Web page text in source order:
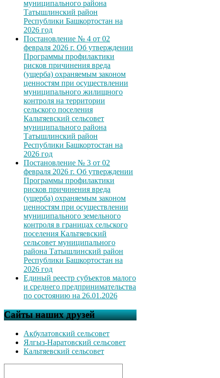
муниципального района
Татышлинский район
Республики Башкортостан на
2026 год
Постановление № 4 от 02
февраля 2026 г. Об утверждении
Программы профилактики
рисков причинения вреда
(ущерба) охраняемым законом
ценностям при осуществлении
муниципального жилищного
контроля на территории
сельского поселения
Кальтяевский сельсовет
муниципального района
Татышлинский район
Республики Башкортостан на
2026 год
Постановление № 3 от 02
февраля 2026 г. Об утверждении
Программы профилактики
рисков причинения вреда
(ущерба) охраняемым законом
ценностям при осуществлении
муниципального земельного
контроля в границах сельского
поселения Кальтяевский
сельсовет муниципального
района Татышлинский район
Республики Башкортостан на
2026 год
Единый реестр субъектов малого
и среднего предпринимательства
по состоянию на 26.01.2026
Сайты наших друзей
Акбулатовский сельсовет
Ялгыз-Наратовский сельсовет
Кальтяевский сельсовет